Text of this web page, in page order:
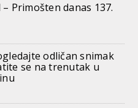
Primošten danas 137.
odličan snimak
se na trenutak u